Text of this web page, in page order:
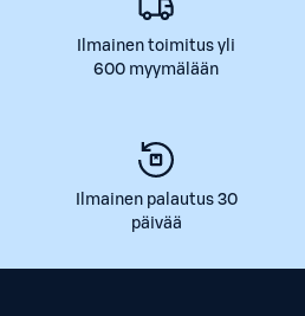
Ilmainen toimitus yli
600 myymälään
Ilmainen palautus 30
päivää